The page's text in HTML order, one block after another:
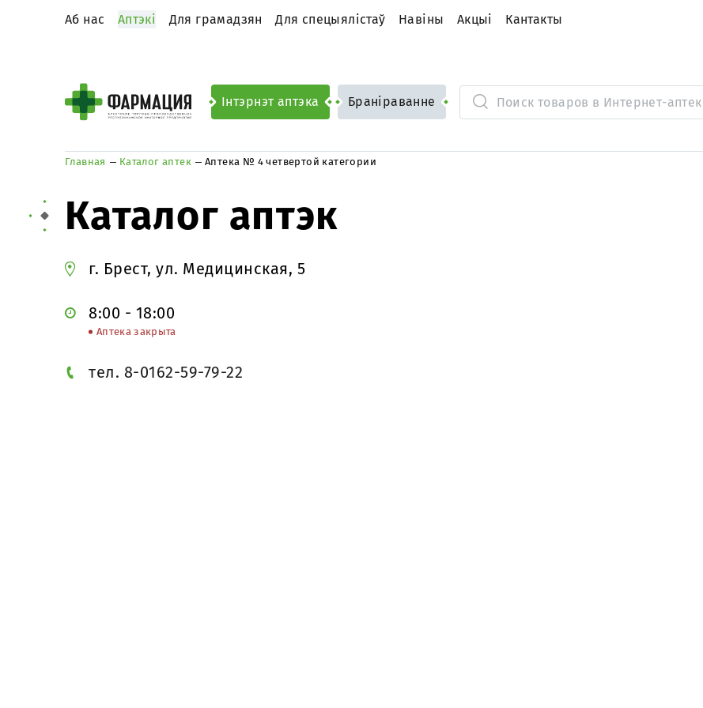
Аб нас Аптэкі Для грамадзян Для спецыялiстаў Навіны Акцыі Кантакты
Інтэрнэт аптэка Браніраванне
Главная Каталог аптек Аптека № 4 четвертой категории
Каталог аптэк
г. Брест, ул. Медицинская, 5
8:00 - 18:00
Аптека закрыта
тел. 8-0162-59-79-22